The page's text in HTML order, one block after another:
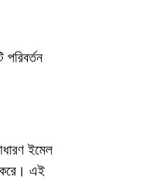
ইমেল
করে। এই